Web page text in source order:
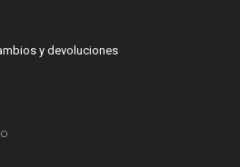
y devoluciones